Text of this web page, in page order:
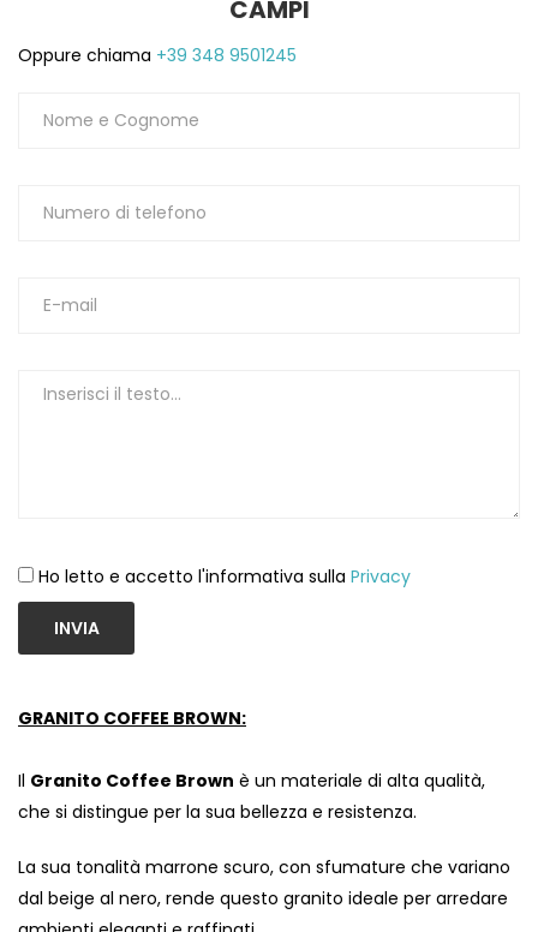
CAMPI
Oppure chiama +39 348 9501245
Ho letto e accetto l'informativa sulla Privacy
INVIA
GRANITO COFFEE BROWN:
Il Granito Coffee Brown è un materiale di alta qualità,
che si distingue per la sua bellezza e resistenza.
La sua tonalità marrone scuro, con sfumature che variano
dal beige al nero, rende questo granito ideale per arredare